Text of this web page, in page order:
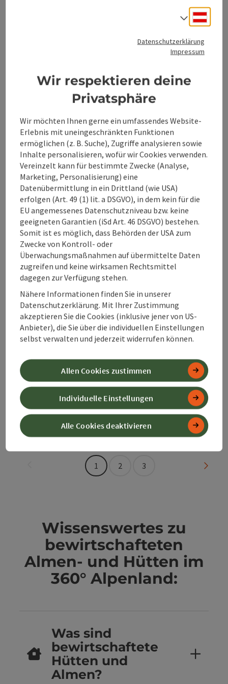
Herzlich Willkommen auf der Dümlerhütte in Roßleithen!
Beitrag merken: Edtbauernalm
Edtbauernalm
Hinterstoder
Almwirtschaft / Hütte
Willst du einen unvergesslichen Sonnenaufgang und
Sonnenuntergang erleben? Dann komm zur Edtbauernalm!
Busgruppen willkommen!
Telefon
+43 7564 54953
Öffnungszeiten
MO Montag geöffnet
DIDienstag geöffnet
MIMittwoch geöffnet
DODonnerstag geöffnet
FRFreitag geöffnet
SA Samstag geöffnet
SOSonntag geöffnet
FE
Beitrag merken: Ennser Hütte
Ennser Hütte
Almwirtschaft / Hütte
Eingebettet in die malerische Umgebung des
Nationalparks Kalkalpen lädt die Ennser Hütte zum
Genießen, Verweilen und Entdecken ein.
Telefon
+43 720 597671
Öffnungszeiten
Montag geöffnet
Dienstag geöffnet
MI Mittwoch geöffnet
DO Donnerstag geöffnet
FR Freitag geöffnet
SA Samstag geöffnet
Sonntag geöffnet
FE Feiertag geöffnet
1 2 3 Seite
Wissenswertes zu
bewirtschafteten
Almen- und Hütten im
360° Alpenland:
Was sind
bewirtschaftete
Hütten und
Almen?
Datenschutzerklärung
Impressum
Wir respektieren deine
Privatsphäre
Wir möchten Ihnen gerne ein umfassendes Website-
Erlebnis mit uneingeschränkten Funktionen
ermöglichen (z. B. Suche), Zugriffe analysieren sowie
Inhalte personalisieren, wofür wir Cookies verwenden.
Vereinzelt kann für bestimmte Zwecke (Analyse,
Marketing, Personalisierung) eine
Datenübermittlung in ein Drittland (wie USA)
erfolgen (Art. 49 (1) lit. a DSGVO), in dem kein für die
EU angemessenes Datenschutzniveau bzw. keine
geeigneten Garantien (iSd Art. 46 DSGVO) bestehen.
Somit ist es möglich, dass Behörden der USA zum
Zwecke von Kontroll- oder
Überwachungsmaßnahmen auf übermittelte Daten
zugreifen und keine wirksamen Rechtsmittel
dagegen zur Verfügung stehen.
Nähere Informationen finden Sie in unserer
Datenschutzerklärung. Mit Ihrer Zustimmung
akzeptieren Sie die Cookies (inklusive jener von US-
Anbieter), die Sie über die individuellen Einstellungen
selbst verwalten und jederzeit widerrufen können.
Alle Cookies deaktivieren
Individuelle Einstellungen
Allen Cookies zustimmen